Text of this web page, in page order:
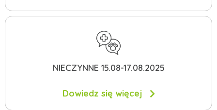
NIECZYNNE 15.08-17.08.2025
Dowiedz się więcej